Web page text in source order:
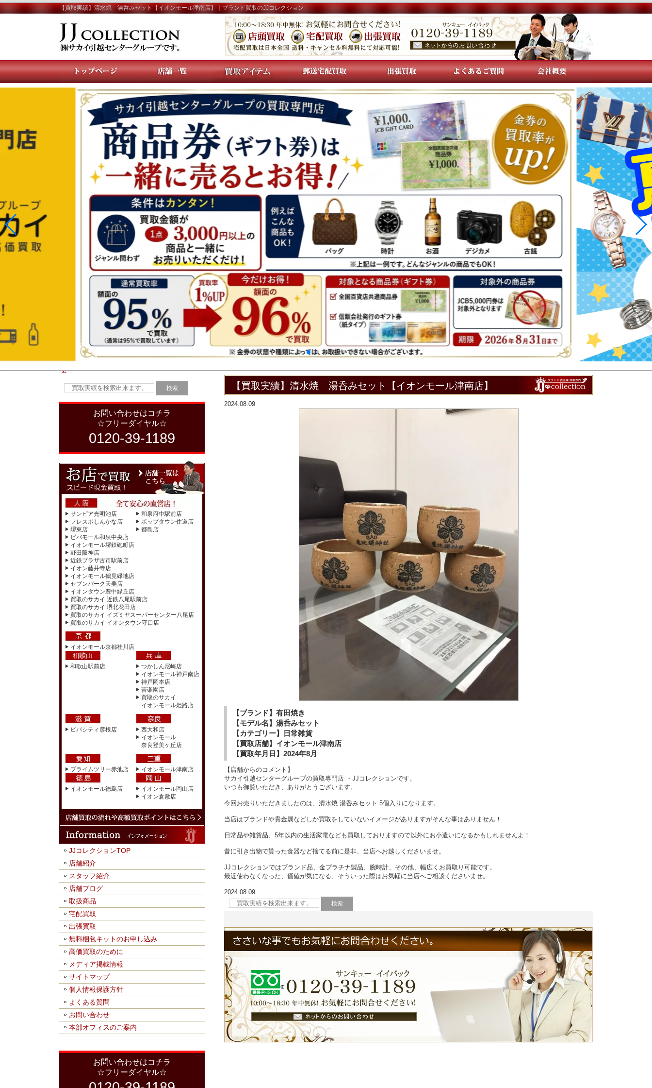
【買取実績】清水焼 湯呑みセット【イオンモール津南店】｜ブランド買取のJJコレクション
お問い合わせはコチラ
☆フリーダイヤル☆
0120-39-1189
サンピア光明池店
フレスポしんかな店
堺東店
和泉府中駅前店
ポップタウン住道店
都島店
ビバモール和泉中央店
イオンモール堺鉄砲町店
野田阪神店
近鉄プラザ古市駅前店
イオン藤井寺店
イオンモール鶴見緑地店
セブンパーク天美店
イオンタウン豊中緑丘店
買取のサカイ 近鉄八尾駅前店
買取のサカイ 堺北花田店
買取のサカイ イズミヤスーパーセンター八尾店
買取のサカイ イオンタウン守口店
イオンモール京都桂川店
和歌山駅前店
つかしん尼崎店
イオンモール神戸南店
神戸岡本店
苦楽園店
買取のサカイ
イオンモール姫路店
ビバシティ彦根店
西大和店
イオンモール
奈良登美ヶ丘店
プライムツリー赤池店 イオンモール津南店
イオンモール徳島店
イオンモール岡山店
イオン倉敷店
JJコレクションTOP
店舗紹介
スタッフ紹介
店舗ブログ
取扱商品
宅配買取
出張買取
無料梱包キットのお申し込み
高価買取のために
メディア掲載情報
サイトマップ
個人情報保護方針
よくある質問
お問い合わせ
本部オフィスのご案内
お問い合わせはコチラ
☆フリーダイヤル☆
【買取実績】清水焼 湯呑みセット【イオンモール津南店】
2024.08.09
【ブランド】有田焼き
【モデル名】湯呑みセット
【カテゴリー】日常雑貨
【買取店舗】イオンモール津南店
【買取年月日】2024年8月
【店舗からのコメント】
サカイ引越センターグループの買取専門店 ・JJコレクションです。
いつも御覧いただき、ありがとうございます。
今回お売りいただきましたのは、清水焼 湯呑みセット 5個入りになります。
当店はブランドや貴金属などしか買取をしていないイメージがありますがそんな事はありません！
日常品や雑貨品、5年以内の生活家電なども買取しておりますので以外にお小遣いになるかもしれませんよ！
昔に引き出物で貰った食器など捨てる前に是非、当店へお越しくださいませ。
JJコレクションではブランド品、金プラチナ製品、腕時計、その他、幅広くお買取り可能です。
最近使わなくなった、価値が気になる、そういった際はお気軽に当店へご相談くださいませ。
2024.08.09